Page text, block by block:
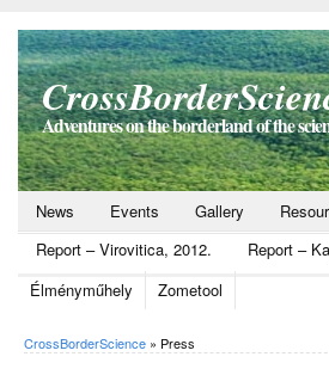
Adventures on the borderland of the
News Events Gallery
Report – Virovitica, 2012.
Report –
Élményműhely
Zometool
CrossBorderScience » Press